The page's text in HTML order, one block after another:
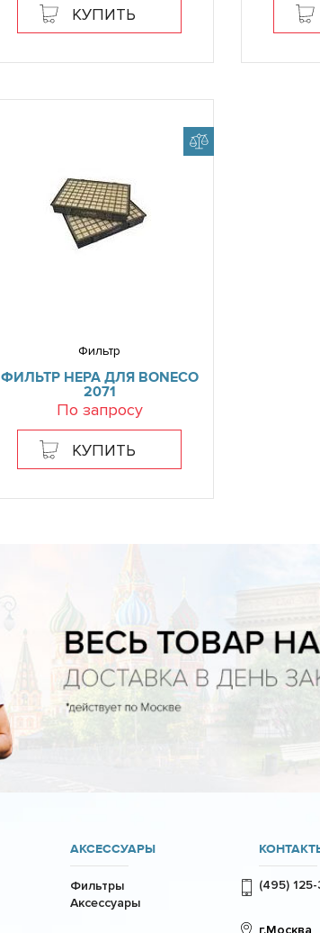
КУПИТЬ
Фильтр
ФИЛЬТР HEPA ДЛЯ BONECO
2071
По запросу
КУПИТЬ
АКСЕССУАРЫ
Фильтры
Аксессуары
(495)
г.Москва